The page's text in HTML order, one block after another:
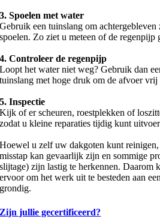
3. Spoelen met water
Gebruik een tuinslang om achtergebleven
spoelen. Zo ziet u meteen of de regenpijp
4. Controleer de regenpijp
Loopt het water niet weg? Gebruik dan
tuinslang met hoge druk om de afvoer vrij
5. Inspectie
Kijk of er scheuren, roestplekken of
zodat u kleine reparaties tijdig kunt
Hoewel u zelf uw dakgoten kunt
misstap kan gevaarlijk zijn en sommige
slijtage) zijn lastig te herkennen. Daarom
ervoor om het werk uit te besteden aan
grondig.
Zijn jullie gecertificeerd?